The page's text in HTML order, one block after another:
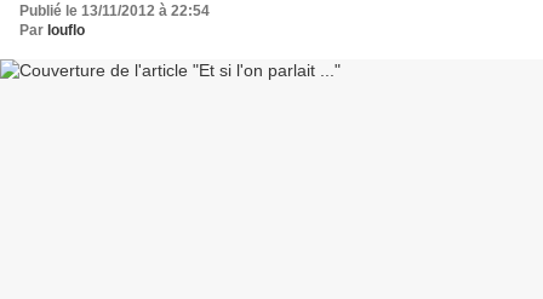
Publié le 13/11/2012 à 22:54
Par louflo